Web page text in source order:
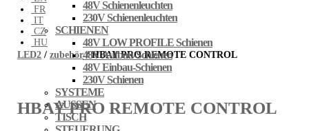
FR
IT
CZ
HU
48V Schienenleuchten
230V Schienenleuchten
SCHIENEN
48V LOW PROFILE Schienen
48V Aufbau-Schienen
48V Einbau-Schienen
230V Schienen
SYSTEME
AUSSEN
TISCH
LED2 / zubehör/ HBAY PRO REMOTE CONTROL
HBAY PRO REMOTE CONTROL